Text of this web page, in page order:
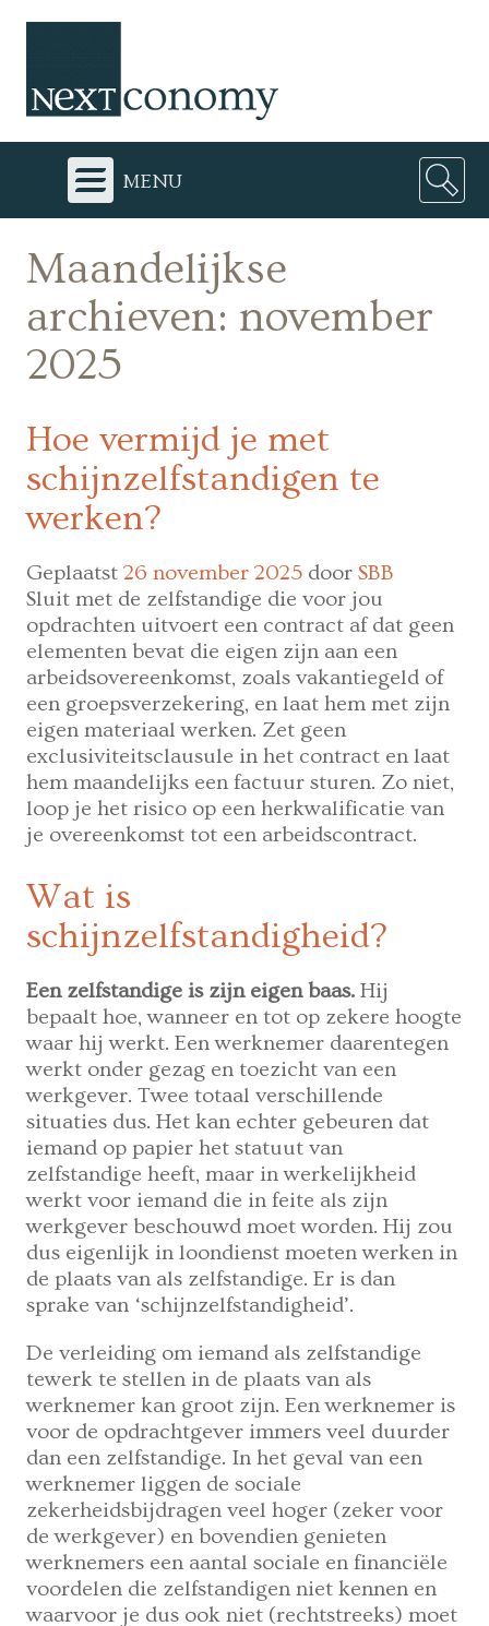
menu
Maandelijkse
archieven: november
2025
Hoe vermijd je met
schijnzelfstandigen te
werken?
Geplaatst 26 november 2025 door SBB
Sluit met de zelfstandige die voor jou
opdrachten uitvoert een contract af dat geen
elementen bevat die eigen zijn aan een
arbeidsovereenkomst, zoals vakantiegeld of
een groepsverzekering, en laat hem met zijn
eigen materiaal werken. Zet geen
exclusiviteitsclausule in het contract en laat
hem maandelijks een factuur sturen. Zo niet,
loop je het risico op een herkwalificatie van
je overeenkomst tot een arbeidscontract.
Wat is
schijnzelfstandigheid?
Een zelfstandige is zijn eigen baas.Hij
bepaalt hoe, wanneer en tot op zekere hoogte
waar hij werkt. Een werknemer daarentegen
werkt onder gezag en toezicht van een
werkgever. Twee totaal verschillende
situaties dus. Het kan echter gebeuren dat
iemand op papier het statuut van
zelfstandige heeft, maar in werkelijkheid
werkt voor iemand die in feite als zijn
werkgever beschouwd moet worden. Hij zou
dus eigenlijk in loondienst moeten werken in
de plaats van als zelfstandige. Er is dan
sprake van ‘schijnzelfstandigheid’.
De verleiding om iemand als zelfstandige
tewerk te stellen in de plaats van als
werknemer kan groot zijn. Een werknemer is
voor de opdrachtgever immers veel duurder
dan een zelfstandige. In het geval van een
werknemer liggen de sociale
zekerheidsbijdragen veel hoger (zeker voor
de werkgever) en bovendien genieten
werknemers een aantal sociale en financiële
voordelen die zelfstandigen niet kennen en
waarvoor je dus ook niet (rechtstreeks) moet